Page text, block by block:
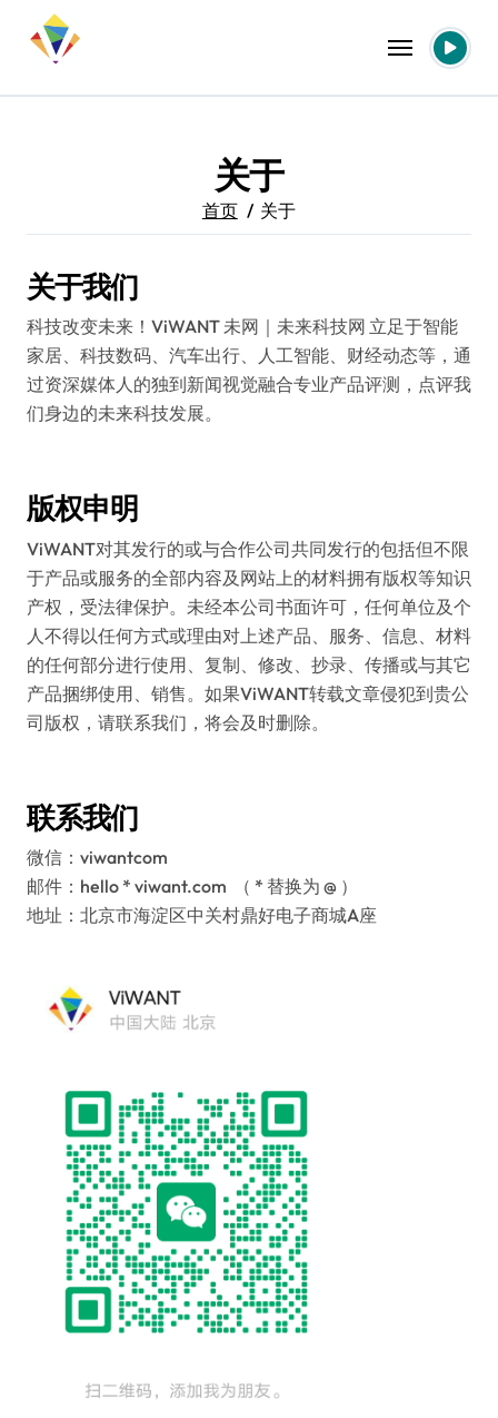
关于
首页 关于
关于我们
科技改变未来！ViWANT 未网｜未来科技网 立足于智能
家居、科技数码、汽车出行、人工智能、财经动态等，通
过资深媒体人的独到新闻视觉融合专业产品评测，点评我
们身边的未来科技发展。
版权申明
ViWANT对其发行的或与合作公司共同发行的包括但不限
于产品或服务的全部内容及网站上的材料拥有版权等知识
产权，受法律保护。未经本公司书面许可，任何单位及个
人不得以任何方式或理由对上述产品、服务、信息、材料
的任何部分进行使用、复制、修改、抄录、传播或与其它
产品捆绑使用、销售。如果ViWANT转载文章侵犯到贵公
司版权，请联系我们，将会及时删除。
联系我们
微信：viwantcom
邮件：hello * viwant.com （ * 替换为 @ ）
地址：北京市海淀区中关村鼎好电子商城A座